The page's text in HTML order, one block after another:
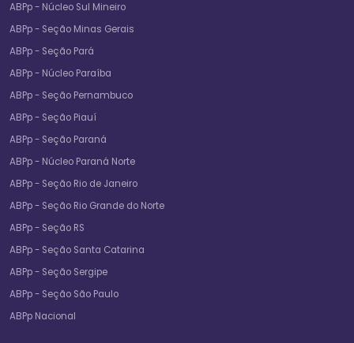
ABPp - Núcleo Sul Mineiro
ABPp - Seção Minas Gerais
ABPp - Seção Pará
ABPp - Núcleo Paraíba
ABPp - Seção Pernambuco
ABPp - Seção Piauí
ABPp - Seção Paraná
ABPp - Núcleo Paraná Norte
ABPp - Seção Rio de Janeiro
ABPp - Seção Rio Grande do Norte
ABPp - Seção RS
ABPp - Seção Santa Catarina
ABPp - Seção Sergipe
ABPp - Seção São Paulo
ABPp Nacional